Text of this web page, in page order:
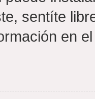
sentíte
en